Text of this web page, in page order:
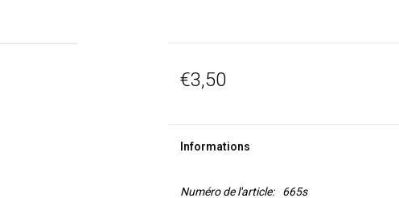
€3,50
Informations
Numéro de l'article:
665s